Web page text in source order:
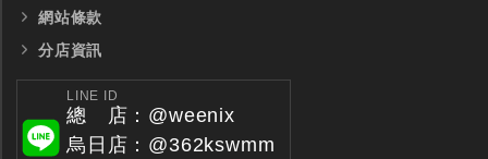
網站條款
分店資訊
LINE ID
總 店：@weenix
烏日店：@362kswmm